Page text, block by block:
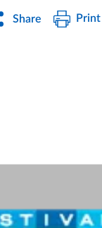
Share Print